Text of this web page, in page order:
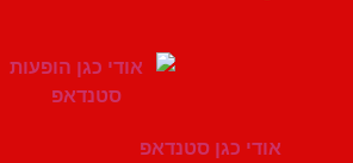
אודי כגן סטנדאפ